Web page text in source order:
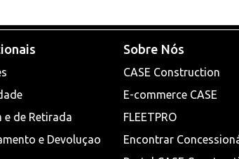
e de Retirada
e Devoluçao
Sobre Nós
CASE Construction
E-commerce CASE
FLEETPRO
Encontrar